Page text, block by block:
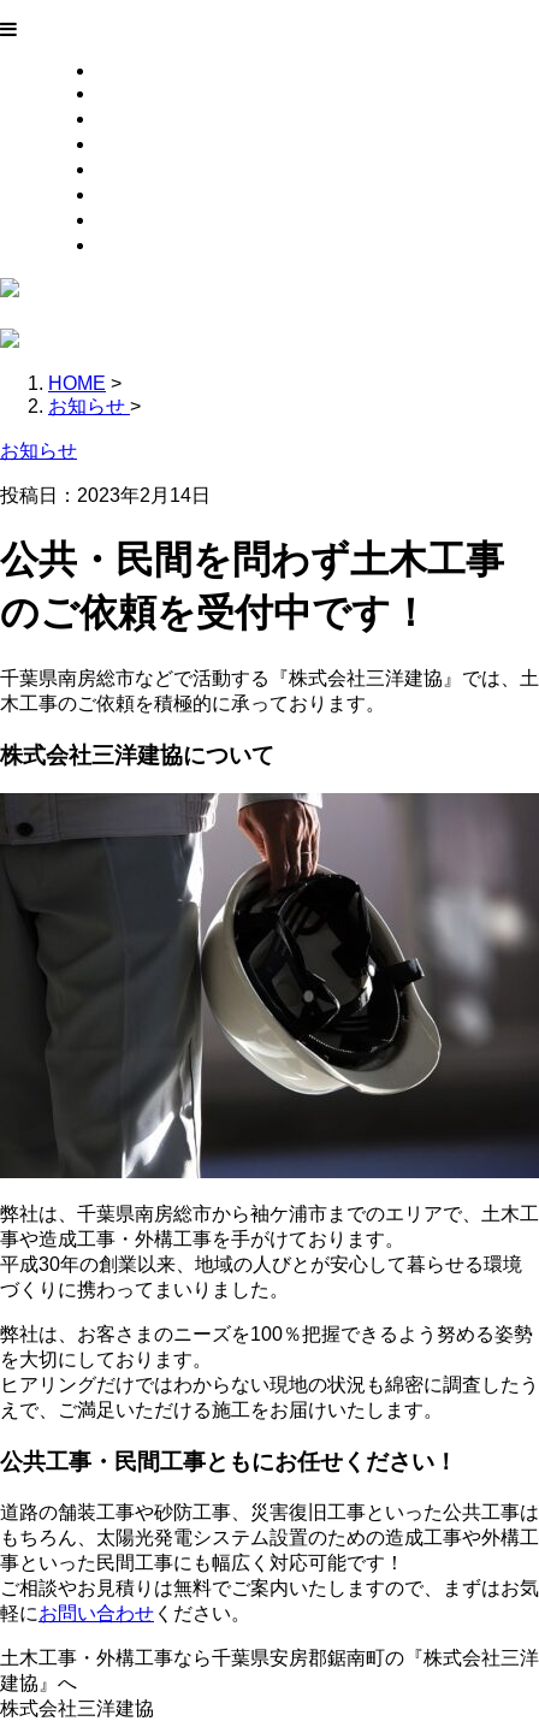
HOME >
お知らせ >
お知らせ
投稿日：2023年2月14日
公共・民間を問わず土木工事
のご依頼を受付中です！
千葉県南房総市などで活動する『株式会社三洋建協』では、土
木工事のご依頼を積極的に承っております。
株式会社三洋建協について
弊社は、千葉県南房総市から袖ケ浦市までのエリアで、土木工
事や造成工事・外構工事を手がけております。
平成30年の創業以来、地域の人びとが安心して暮らせる環境
づくりに携わってまいりました。
弊社は、お客さまのニーズを100％把握できるよう努める姿勢
を大切にしております。
ヒアリングだけではわからない現地の状況も綿密に調査したう
えで、ご満足いただける施工をお届けいたします。
公共工事・民間工事ともにお任せください！
道路の舗装工事や砂防工事、災害復旧工事といった公共工事は
もちろん、太陽光発電システム設置のための造成工事や外構工
事といった民間工事にも幅広く対応可能です！
ご相談やお見積りは無料でご案内いたしますので、まずはお気
軽にお問い合わせ ください。
土木工事・外構工事なら千葉県安房郡鋸南町の『株式会社三洋
建協』へ
株式会社三洋建協